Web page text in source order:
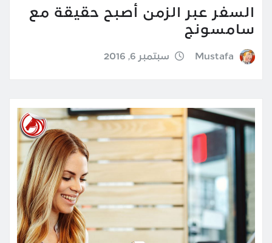
السفر عبر الزمن أصبح حقيقة مع
سامسونج
Mustafa سبتمبر 6, 2016